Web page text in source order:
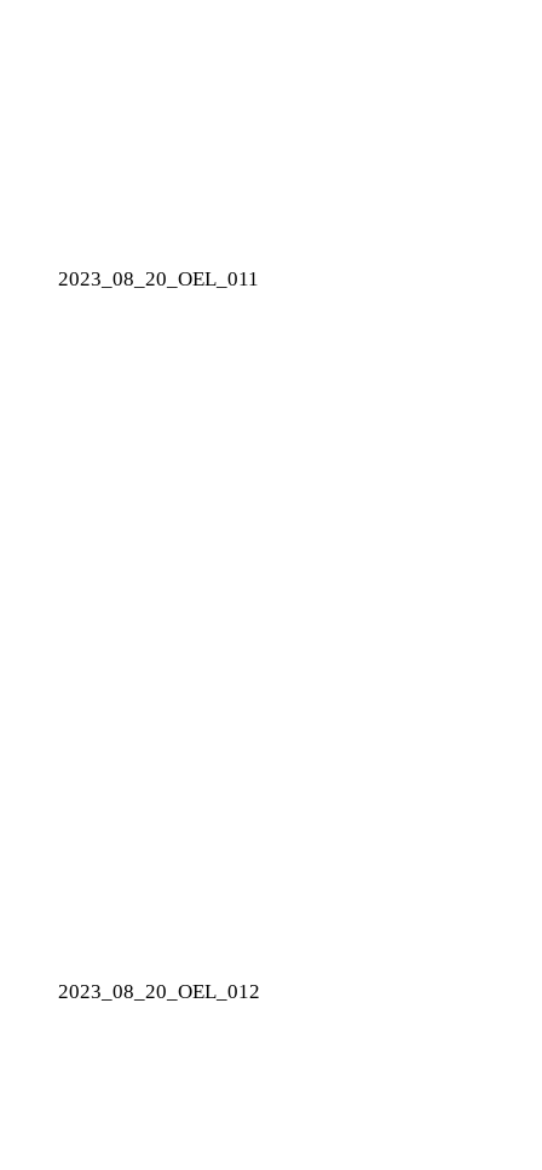
2023_08_20_OEL_011
2023_08_20_OEL_012